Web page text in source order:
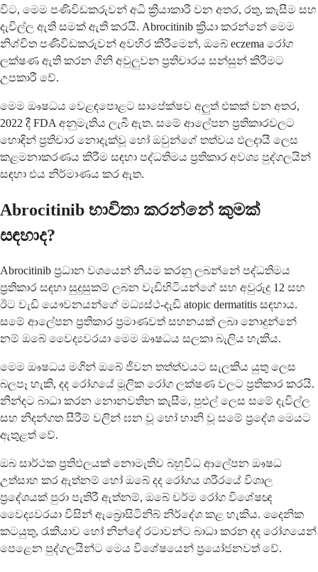
විට, මෙම පණිවිඩකරුවන් අධි ක්‍රියාකාරී වන අතර, රතු, කැසීම සහ
දැවිල්ල ඇති සමක් ඇති කරයි. Abrocitinib ක්‍රියා කරන්නේ මෙම
නිශ්චිත පණිවිඩකරුවන් අවහිර කිරීමෙන්, ඔබේ eczema රෝග
ලක්ෂණ ඇති කරන ගිනි අවුලුවන ප්‍රතිචාරය සන්සුන් කිරීමට
උපකාරී වේ.
මෙම ඖෂධය වෙළඳපොළට සාපේක්ෂව අලුත් එකක් වන අතර,
2022 දී FDA අනුමැතිය ලැබී ඇත. සමේ ආලේපන ප්‍රතිකාරවලට
හොඳින් ප්‍රතිචාර නොදැක්වූ හෝ ඔවුන්ගේ තත්වය ඵලදායී ලෙස
කළමනාකරණය කිරීම සඳහා පද්ධතිමය ප්‍රතිකාර අවශ්‍ය පුද්ගලයින්
සඳහා එය නිර්මාණය කර ඇත.
Abrocitinib භාවිතා කරන්නේ කුමක්
සඳහාද?
Abrocitinib ප්‍රධාන වශයෙන් නියම කරනු ලබන්නේ පද්ධතිමය
ප්‍රතිකාර සඳහා සුදුසුකම් ලබන වැඩිහිටියන්ගේ සහ අවුරුදු 12 සහ
ඊට වැඩි යෞවනයන්ගේ මධ්‍යස්ථ-දැඩි atopic dermatitis සඳහාය.
සමේ ආලේපන ප්‍රතිකාර ප්‍රමාණවත් සහනයක් ලබා නොදුන්නේ
නම් ඔබේ වෛද්‍යවරයා මෙම ඖෂධය සලකා බැලිය හැකිය.
මෙම ඖෂධය මගින් ඔබේ ජීවන තත්ත්වයට සැලකිය යුතු ලෙස
බලපෑ හැකි, දද රෝගයේ මූලික රෝග ලක්ෂණ වලට ප්‍රතිකාර කරයි.
නින්දට බාධා කරන නොනවතින කැසීම, පුළුල් ලෙස සමේ දැවිල්ල
සහ නිදන්ගත සීරීම් වලින් ඝන වූ හෝ හානි වූ සමේ ප්‍රදේශ මෙයට
ඇතුළත් වේ.
ඔබ සාර්ථක ප්‍රතිඵලයක් නොමැතිව බහුවිධ ආලේපන ඖෂධ
උත්සාහ කර ඇත්නම් හෝ ඔබේ දද රෝගය ශරීරයේ විශාල
ප්‍රදේශයක් පුරා පැතිරී ඇත්නම්, ඔබේ චර්ම රෝග විශේෂඥ
වෛද්‍යවරයා විසින් ඇබ්‍රොසිටිනිබ් නිර්දේශ කළ හැකිය. දෛනික
කටයුතු, රැකියාව හෝ නින්දේ රටාවන්ට බාධා කරන දද රෝගයෙන්
පෙළෙන පුද්ගලයින්ට මෙය විශේෂයෙන් ප්‍රයෝජනවත් වේ.